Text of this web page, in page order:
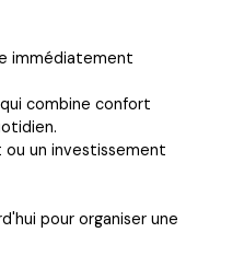
immédiatement
combine confort
ou un investissement
pour organiser une